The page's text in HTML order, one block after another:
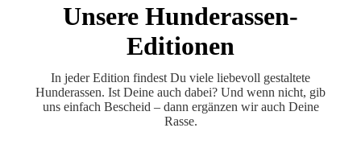
Unsere Hunderassen-
Editionen
In jeder Edition findest Du viele liebevoll gestaltete
Hunderassen. Ist Deine auch dabei? Und wenn nicht, gib
uns einfach Bescheid – dann ergänzen wir auch Deine
Rasse.